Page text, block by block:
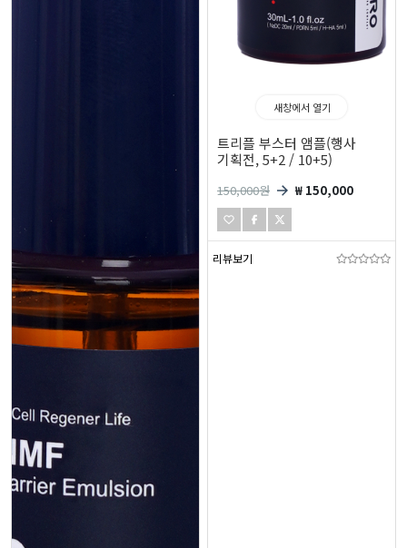
새창에서 열기
트리플 부스터 앰플(행사
기획전, 5+2 / 10+5)
150,000원 ₩ 150,000
리뷰보기